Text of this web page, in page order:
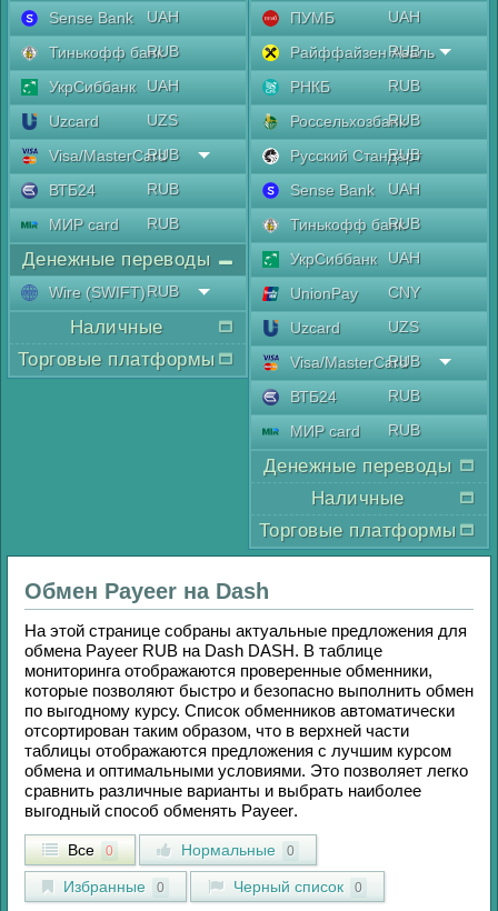
Sense Bank
UAH
Тинькофф банкRUB
УкрСиббанк
UAH
Uzcard
UZS
Visa/MasterCard
RUB
ВТБ24
RUB
МИР card
RUB
Денежные переводы
Wire (SWIFT)RUB
Наличные
Торговые платформы
ПУМБ
UAH
Райффайзен Аваль
RUB
РНКБ
RUB
РоссельхозбанкRUB
Русский Стандарт
RUB
Sense Bank
UAH
Тинькофф банкRUB
УкрСиббанк
UAH
UnionPay
CNY
Uzcard
UZS
Visa/MasterCard
RUB
ВТБ24
RUB
МИР card
RUB
Денежные переводы
Наличные
Торговые платформы
Обмен Payeer на Dash
На этой странице собраны актуальные предложения для
обмена Payeer RUB на Dash DASH. В таблице
мониторинга отображаются проверенные обменники,
которые позволяют быстро и безопасно выполнить обмен
по выгодному курсу. Список обменников автоматически
отсортирован таким образом, что в верхней части
таблицы отображаются предложения с лучшим курсом
обмена и оптимальными условиями. Это позволяет легко
сравнить различные варианты и выбрать наиболее
выгодный способ обменять Payeer.
Все 0 Нормальные 0
Избранные 0 Черный список 0